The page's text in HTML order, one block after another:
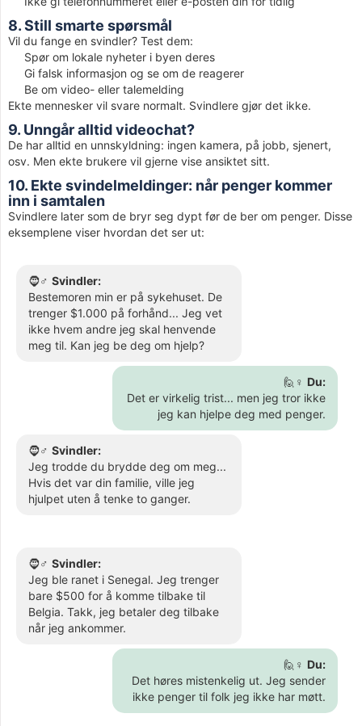
8. Still smarte spørsmål
Vil du fange en svindler? Test dem:
Spør om lokale nyheter i byen deres
Gi falsk informasjon og se om de reagerer
Be om video- eller talemelding
Ekte mennesker vil svare normalt. Svindlere gjør det ikke.
9. Unngår alltid videochat?
De har alltid en unnskyldning: ingen kamera, på jobb, sjenert,
osv. Men ekte brukere vil gjerne vise ansiktet sitt.
10. Ekte svindelmeldinger: når penger kommer
inn i samtalen
Svindlere later som de bryr seg dypt før de ber om penger. Disse
eksemplene viser hvordan det ser ut:
🧔♂️ Svindler:
Bestemoren min er på sykehuset. De
trenger $1.000 på forhånd... Jeg vet
ikke hvem andre jeg skal henvende
meg til. Kan jeg be deg om hjelp?
🙋♀️ Du:
Det er virkelig trist... men jeg tror ikke
jeg kan hjelpe deg med penger.
🧔♂️ Svindler:
Jeg trodde du brydde deg om meg...
Hvis det var din familie, ville jeg
hjulpet uten å tenke to ganger.
🧔♂️ Svindler:
Jeg ble ranet i Senegal. Jeg trenger
bare $500 for å komme tilbake til
Belgia. Takk, jeg betaler deg tilbake
når jeg ankommer.
🙋♀️ Du:
Det høres mistenkelig ut. Jeg sender
ikke penger til folk jeg ikke har møtt.